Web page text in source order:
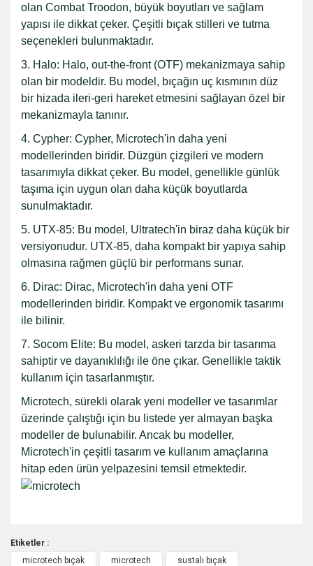
olan Combat Troodon, büyük boyutları ve sağlam
yapısı ile dikkat çeker. Çeşitli bıçak stilleri ve tutma
seçenekleri bulunmaktadır.
3. Halo: Halo, out-the-front (OTF) mekanizmaya sahip
olan bir modeldir. Bu model, bıçağın uç kısmının düz
bir hizada ileri-geri hareket etmesini sağlayan özel bir
mekanizmayla tanınır.
4. Cypher: Cypher, Microtech'in daha yeni
modellerinden biridir. Düzgün çizgileri ve modern
tasarımıyla dikkat çeker. Bu model, genellikle günlük
taşıma için uygun olan daha küçük boyutlarda
sunulmaktadır.
5. UTX-85: Bu model, Ultratech'in biraz daha küçük bir
versiyonudur. UTX-85, daha kompakt bir yapıya sahip
olmasına rağmen güçlü bir performans sunar.
6. Dirac: Dirac, Microtech'in daha yeni OTF
modellerinden biridir. Kompakt ve ergonomik tasarımı
ile bilinir.
7. Socom Elite: Bu model, askeri tarzda bir tasarıma
sahiptir ve dayanıklılığı ile öne çıkar. Genellikle taktik
kullanım için tasarlanmıştır.
Microtech, sürekli olarak yeni modeller ve tasarımlar
üzerinde çalıştığı için bu listede yer almayan başka
modeller de bulunabilir. Ancak bu modeller,
Microtech'in çeşitli tasarım ve kullanım amaçlarına
hitap eden ürün yelpazesini temsil etmektedir.
Etiketler :
microtech bıçak
microtech sustalı bıçak